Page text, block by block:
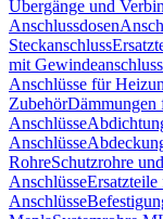
Übergänge und
Anschlussdosen
Steckanschluss
mit Gewindeanschluss
Anschlüsse für
ZubehörDämmungen
Anschlüsse
Anschlüsse
RohreSchutzrohre
Anschlüsse
Anschlüsse